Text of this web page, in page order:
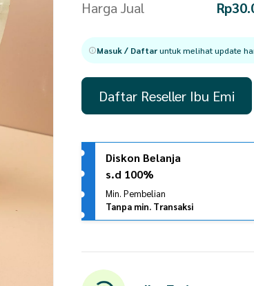
Harga Jual
Rp
Masuk / Daftaruntuk melihat update
Daftar Reseller Ibu Emi
Diskon Belanja
s.d 100%
Min. Pembelian
Tanpa min. Transaksi